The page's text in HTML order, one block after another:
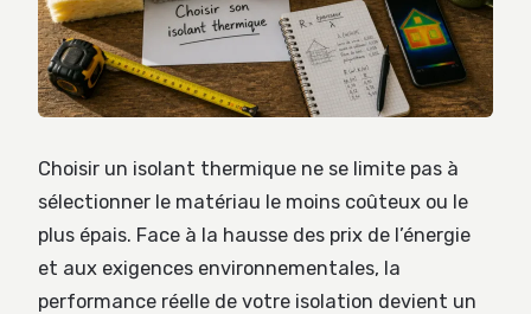
Choisir un isolant thermique ne se limite pas à
sélectionner le matériau le moins coûteux ou le
plus épais. Face à la hausse des prix de l’énergie
et aux exigences environnementales, la
performance réelle de votre isolation devient un